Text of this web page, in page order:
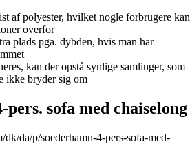
af polyester, hvilket nogle forbrugere kan
overfor
plads pga. dybden, hvis man har
kan der opstå synlige samlinger, som
ikke bryder sig om
sofa med chaiselong
da/p/soederhamn-4-pers-sofa-med-